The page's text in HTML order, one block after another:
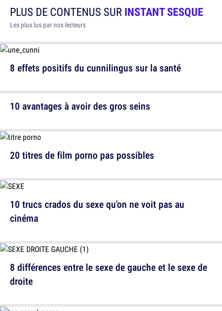
PLUS DE CONTENUS SURINSTANT SESQUE
Les plus lus par nos lecteurs
8 effets positifs du cunnilingus sur la santé
20 titres de film porno pas possibles
8 différences entre le sexe de gauche et le sexe de
droite
10 avantages à avoir des gros seins
10 trucs crados du sexe qu'on ne voit pas au
cinéma